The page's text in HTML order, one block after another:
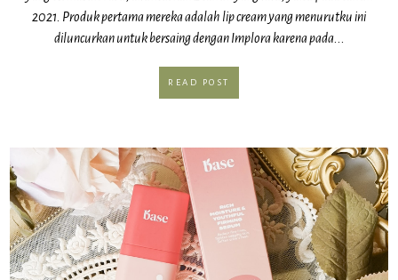
2021. Produk pertama mereka adalah lip cream yang menurutku ini
diluncurkan untuk bersaing dengan Implora karena pada...
READ POST